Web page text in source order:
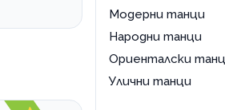
бачата
зук
кизомба
кубински танци
Модерни танци
креативни танци
модерни танци
модерни танци
Народни танци
възрастни
деца
Ориенталски
бели денс
Улични танци